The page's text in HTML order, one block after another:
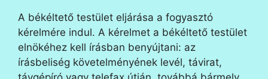
A békéltető testület eljárása a fogyasztó
kérelmére indul. A kérelmet a békéltető testület
elnökéhez kell írásban benyújtani: az
írásbeliség követelményének levél, távirat,